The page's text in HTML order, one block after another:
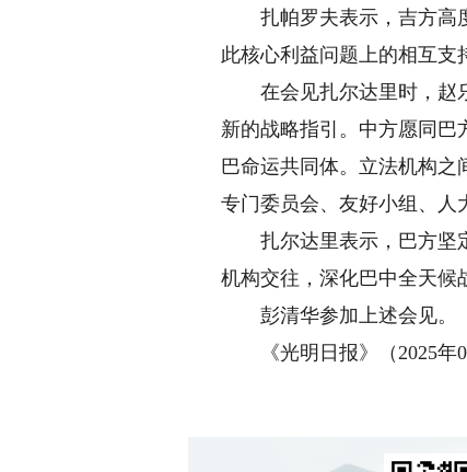
扎帕罗夫表示，吉方高度
此核心利益问题上的相互支
在会见扎尔达里时，赵乐
新的战略指引。中方愿同巴
巴命运共同体。立法机构之
专门委员会、友好小组、人
扎尔达里表示，巴方坚定
机构交往，深化巴中全天候
彭清华参加上述会见。
《光明日报》（2025年02